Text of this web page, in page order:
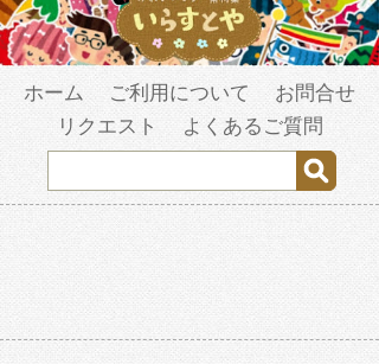
ホーム ご利用について
お問合せ
リクエスト
よくあるご質問